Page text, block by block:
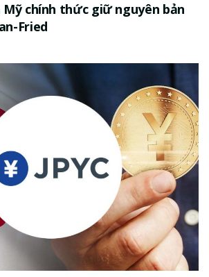
Mỹ chính thức giữ nguyên bản
Fried